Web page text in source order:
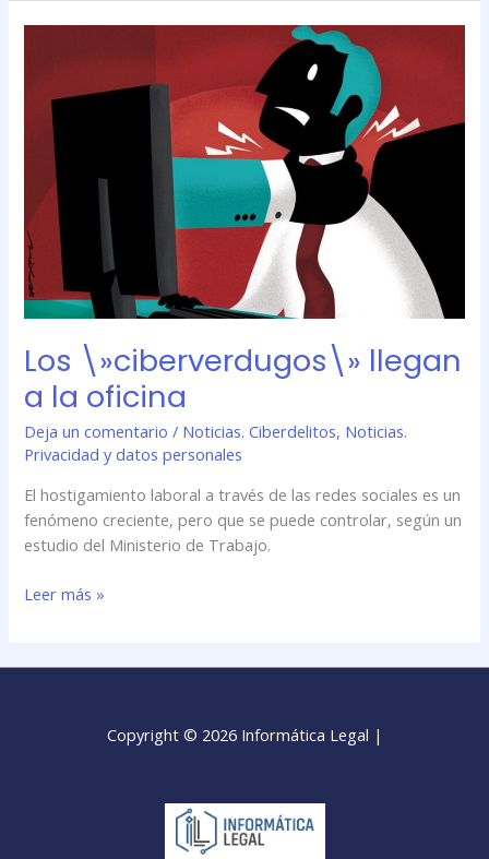
Los \»ciberverdugos\» llegan
a la oficina
Deja un comentario / Noticias. Ciberdelitos, Noticias.
Privacidad y datos personales
El hostigamiento laboral a través de las redes sociales es un
fenómeno creciente, pero que se puede controlar, según un
estudio del Ministerio de Trabajo.
oficina
Leer más »
Copyright © 2026 Informática Legal |